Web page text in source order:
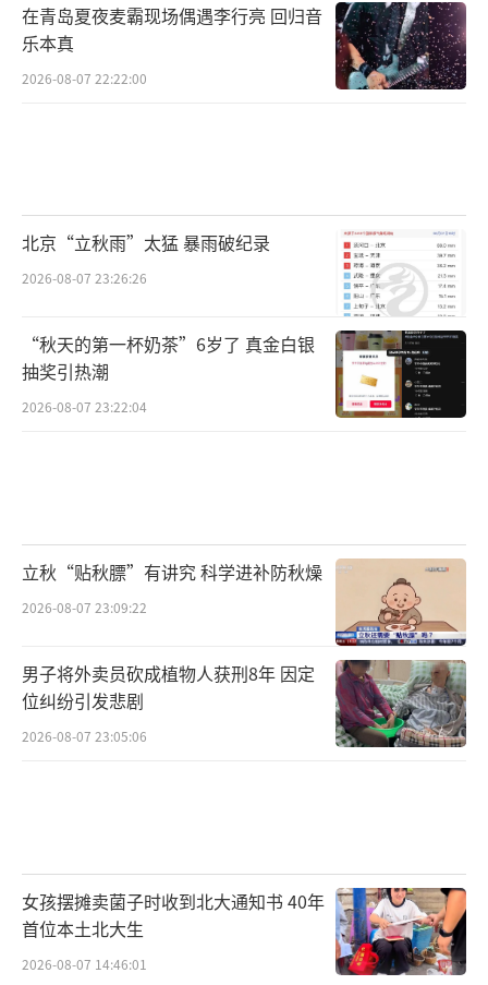
数字化技术对政务服务的赋能，改变了传
统公共服务的模式，让它成本更低廉、效率更
在峰会的现场体验区，故宫博物院就带来
全新推出的“数字孪生应用服务平台”，这个
平台对内可以实现智能管理，对外则面向公众
提供智慧服务。
数字技术与实体经济融合，推动产业提质
提升数字化智能化发展水平，还不能忽视数据
基础设施的支撑作用。“十五五”规划纲要中
就指出，要统筹推进算力设施建设、模型算法
发展和高质量数据资源供给，筑牢数智化发展
底座。
我国“词元”调用量呈现指数级增长，要
让“词元”处理速度更快、单位成本更低，就
需要强大的算力做支撑。
在青岛夏夜麦霸现场偶遇李行亮 回归音
乐本真
2026-08-07 22:22:00
北京“立秋雨”太猛 暴雨破纪录
2026-08-07 23:26:26
“秋天的第一杯奶茶”6岁了 真金白银
抽奖引热潮
2026-08-07 23:22:04
立秋“贴秋膘”有讲究 科学进补防秋燥
2026-08-07 23:09:22
男子将外卖员砍成植物人获刑8年 因定
位纠纷引发悲剧
2026-08-07 23:05:06
女孩摆摊卖菌子时收到北大通知书 40年
首位本土北大生
2026-08-07 14:46:01